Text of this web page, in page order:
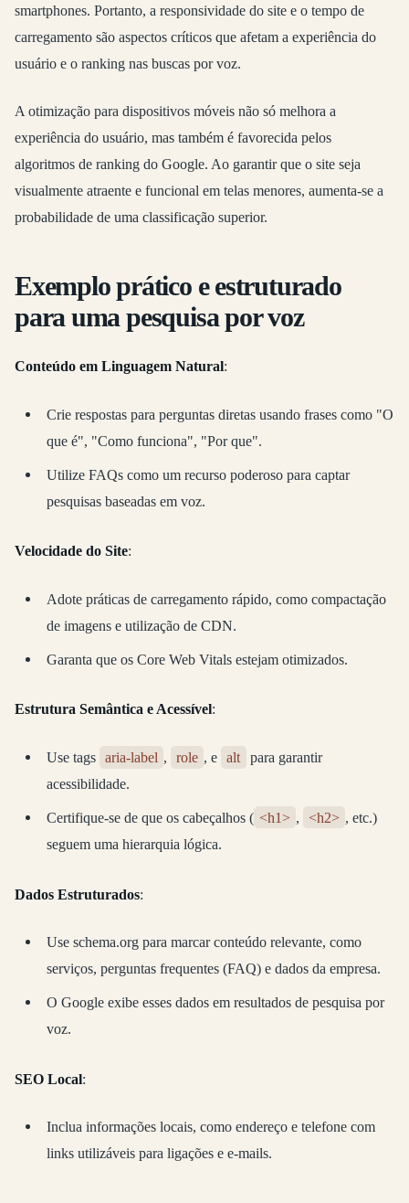
smartphones. Portanto, a responsividade do site e o tempo de
carregamento são aspectos críticos que afetam a experiência do
usuário e o ranking nas buscas por voz.
A otimização para dispositivos móveis não só melhora a
experiência do usuário, mas também é favorecida pelos
algoritmos de ranking do Google. Ao garantir que o site seja
visualmente atraente e funcional em telas menores, aumenta-se a
probabilidade de uma classificação superior.
Exemplo prático e estruturado
para uma pesquisa por voz
Conteúdo em Linguagem Natural:
Crie respostas para perguntas diretas usando frases como "O
que é", "Como funciona", "Por que".
Utilize FAQs como um recurso poderoso para captar
pesquisas baseadas em voz.
Velocidade do Site:
Adote práticas de carregamento rápido, como compactação
de imagens e utilização de CDN.
Garanta que os Core Web Vitals estejam otimizados.
Estrutura Semântica e Acessível:
Use tags aria-label , role , e alt para garantir
acessibilidade.
Certifique-se de que os cabeçalhos ( <h1> , <h2> , etc.)
seguem uma hierarquia lógica.
Dados Estruturados:
Use schema.org para marcar conteúdo relevante, como
serviços, perguntas frequentes (FAQ) e dados da empresa.
O Google exibe esses dados em resultados de pesquisa por
voz.
SEO Local:
Inclua informações locais, como endereço e telefone com
links utilizáveis para ligações e e-mails.